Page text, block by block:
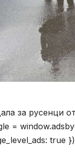
за русенци
=